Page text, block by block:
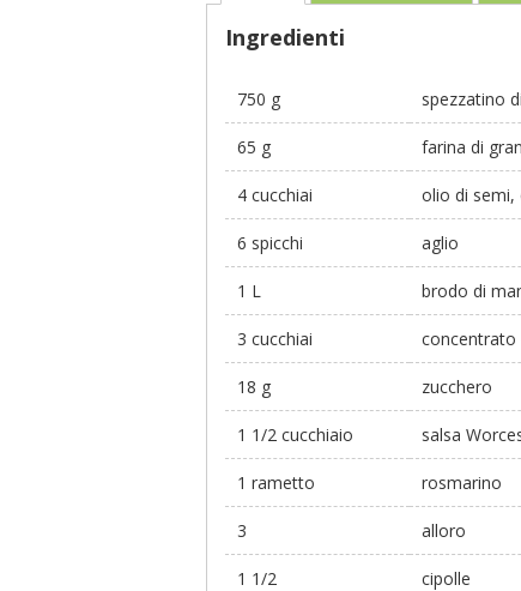
Ingredienti
750 g spezzatino
65 g farina di
4 cucchiai olio di semi,
6 spicchi aglio
1 L brodo di
3 cucchiai
18 g zucchero
1 1/2 cucchiaio salsa
1 rametto rosmarino
3 alloro
1 1/2 cipolle